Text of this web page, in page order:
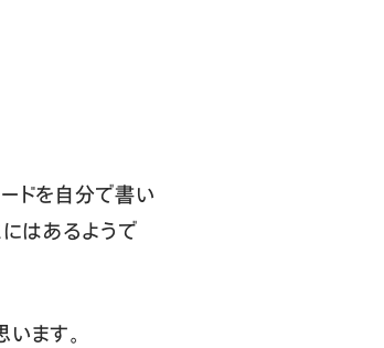
ドを自分で書い
はあるようで
ます。